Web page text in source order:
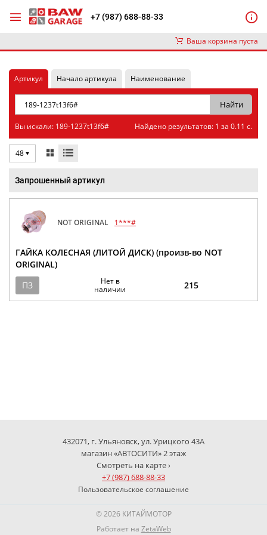
+7 (987) 688-88-33
Ваша корзина пуста
Артикул Начало артикула Наименование
Вы искали: 189-1237t13f6# Найдено результатов: 1 за 0.11 с.
48
Запрошенный артикул
NOT ORIGINAL 1***#
ГАЙКА КОЛЕСНАЯ (ЛИТОЙ ДИСК) (произв-во NOT
ORIGINAL)
ПЗ
Нет в
наличии
215
432071, г. Ульяновск, ул. Урицкого 43А
магазин «АВТОСИТИ» 2 этаж
Смотреть на карте ›
+7 (987) 688-88-33
Пользовательское соглашение
© 2026 КИТАЙМОТОР
Работает на ZetaWeb